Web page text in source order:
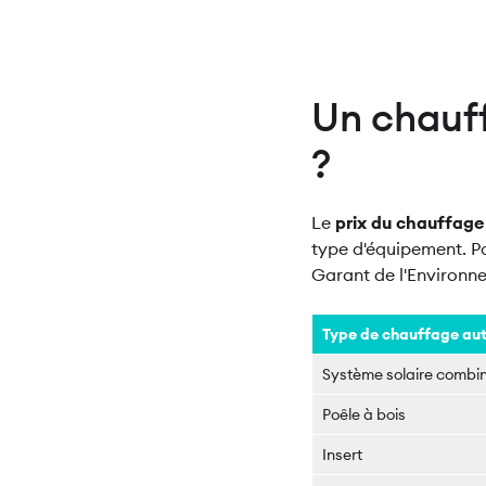
Un
?
Le prix du
type d'équipement.
Garant de
Type de chauffage
Système solaire
Poêle à bois
Insert